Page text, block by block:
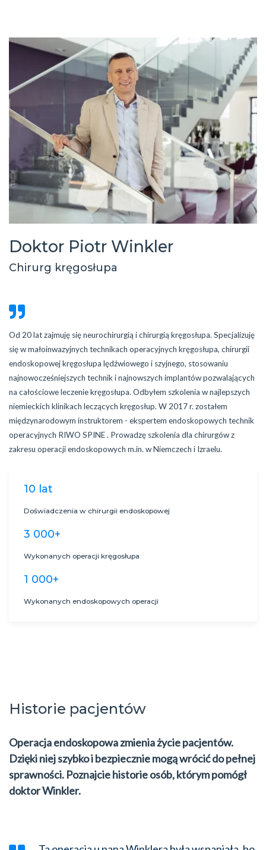
Doktor Piotr Winkler
Chirurg kręgosłupa
Od 20 lat zajmuję się neurochirurgią i chirurgią kręgosłupa. Specjalizuję
się w małoinwazyjnych technikach operacyjnych kręgosłupa, chirurgii
endoskopowej kręgosłupa lędźwiowego i szyjnego, stosowaniu
najnowocześniejszych technik i najnowszych implantów pozwalających
na całościowe leczenie kręgosłupa. Odbyłem szkolenia w najlepszych
niemieckich klinikach leczących kręgosłup. W 2017 r. zostałem
międzynarodowym instruktorem - ekspertem endoskopowych technik
operacyjnych RIWO SPINE . Prowadzę szkolenia dla chirurgów z
zakresu operacji endoskopowych m.in. w Niemczech i Izraelu.
10 lat
Doświadczenia w chirurgii endoskopowej
3 000+
Wykonanych operacji kręgosłupa
1 000+
Wykonanych endoskopowych operacji
Historie pacjentów
Operacja endoskopowa zmienia życie pacjentów.
Dzięki niej szybko i bezpiecznie mogą wrócić do pełnej
sprawności. Poznajcie historie osób, którym pomógł
doktor Winkler.